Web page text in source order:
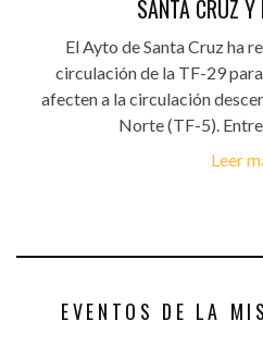
SANTA CRUZ
El Ayto de Santa Cruz ha
circulación de la TF-29
afecten a la circulación
Norte (TF-5). Entre
Leer
EVENTOS DE LA